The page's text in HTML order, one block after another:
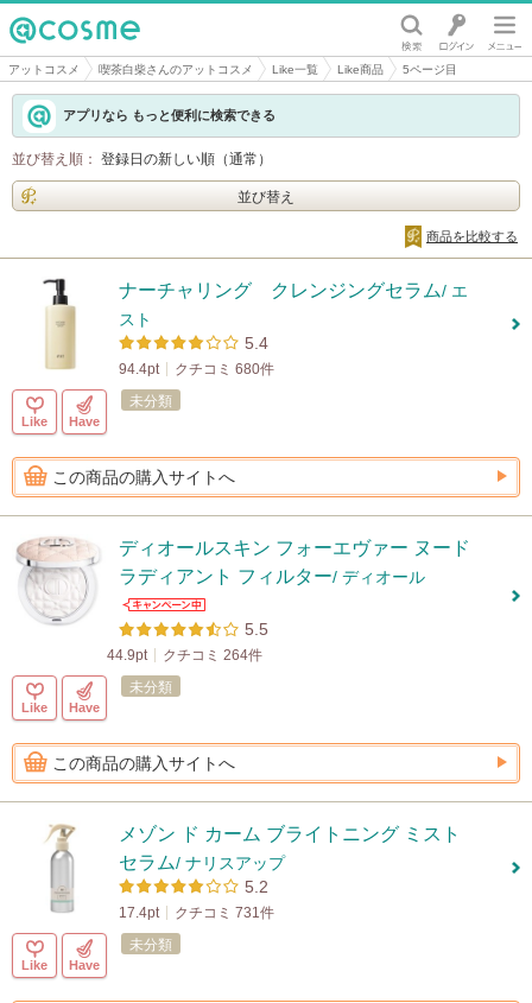
@cosme
アットコスメ 喫茶白柴さんのアットコスメ Like一覧 Like商品 5ページ目
アプリなら もっと便利に検索できる
並び替え順： 登録日の新しい順（通常）
並び替え
商品を比較する
ナーチャリング クレンジングセラム/ エ
スト
5.4
94.4pt クチコミ 680件
Like Have
未分類
この商品の購入サイトへ
ディオールスキン フォーエヴァー ヌード
ラディアント フィルター/ ディオール
5.5
44.9pt クチコミ 264件
Like Have
未分類
この商品の購入サイトへ
メゾン ド カーム ブライトニング ミスト
セラム/ ナリスアップ
5.2
17.4pt クチコミ 731件
Like Have
未分類